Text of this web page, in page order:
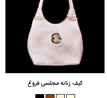
کیف زنانه مجلسی فروغ